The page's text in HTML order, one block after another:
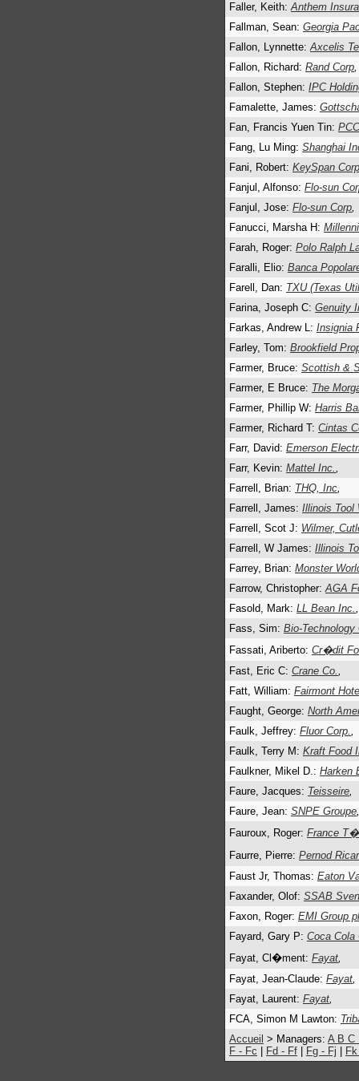
Faller, Keith:Anthem
Fallman, Sean: Georgia
Fallon, Lynnette:Axcelis
Fallon, Richard: Rand Corp,
Fallon, Stephen: IPC
Famalette, James:
Fan, Francis Yuen Tin:
Fang, Lu Ming: Shanghai
Fani, Robert: KeySpan Corp
Fanjul, Alfonso: Flo-sun
Fanjul, Jose: Flo-sun Corp,
Fanucci, Marsha H:
Farah, Roger: Polo Ralph
Faralli, Elio: Banca
Farell, Dan: TXU (Texas
Farina, Joseph C: Genuity
Farkas, Andrew L: Insignia
Farley, Tom: Brookfield
Farmer, Bruce: Scottish &
Farmer, E Bruce: The
Farmer, Phillip W: Harris
Farmer, Richard T: Cintas
Farr, David: Emerson
Farr, Kevin: Mattel Inc.,
Farrell, Brian: THQ, Inc,
Farrell, James: Illinois Tool
Farrell, Scot J: Wilmer,
Farrell, W James: Illinois
Farrey, Brian: Monster
Farrow, Christopher:AGA
Fasold, Mark: LL Bean Inc.,
Fass, Sim: Bio-Technology
Fassati, Ariberto: Cr�dit
Fast, Eric C: Crane Co.,
Fatt, William: Fairmont
Faught, George: North
Faulk, Jeffrey: Fluor Corp.,
Faulk, Terry M: Kraft Food
Faulkner, Mikel D.: Harken
Faure, Jacques: Teisseire,
Faure, Jean: SNPE Groupe,
Fauroux, Roger: France
Faurre, Pierre: Pernod
Faust Jr, Thomas: Eaton
Faxander, Olof: SSAB
Faxon, Roger: EMI Group
Fayard, Gary P: Coca Cola
Fayat, Cl�ment: Fayat,
Fayat, Jean-Claude: Fayat,
Fayat, Laurent: Fayat,
FCA, Simon M Lawton:
Accueil > Managers: A B C
F - Fc
Fd - Ff Fg - Fj